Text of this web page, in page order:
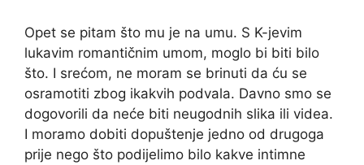
Opet se pitam što mu je na umu. S K-jevim
lukavim romantičnim umom, moglo bi biti bilo
što. I srećom, ne moram se brinuti da ću se
osramotiti zbog ikakvih podvala. Davno smo se
dogovorili da neće biti neugodnih slika ili videa.
I moramo dobiti dopuštenje jedno od drugoga
prije nego što podijelimo bilo kakve intimne